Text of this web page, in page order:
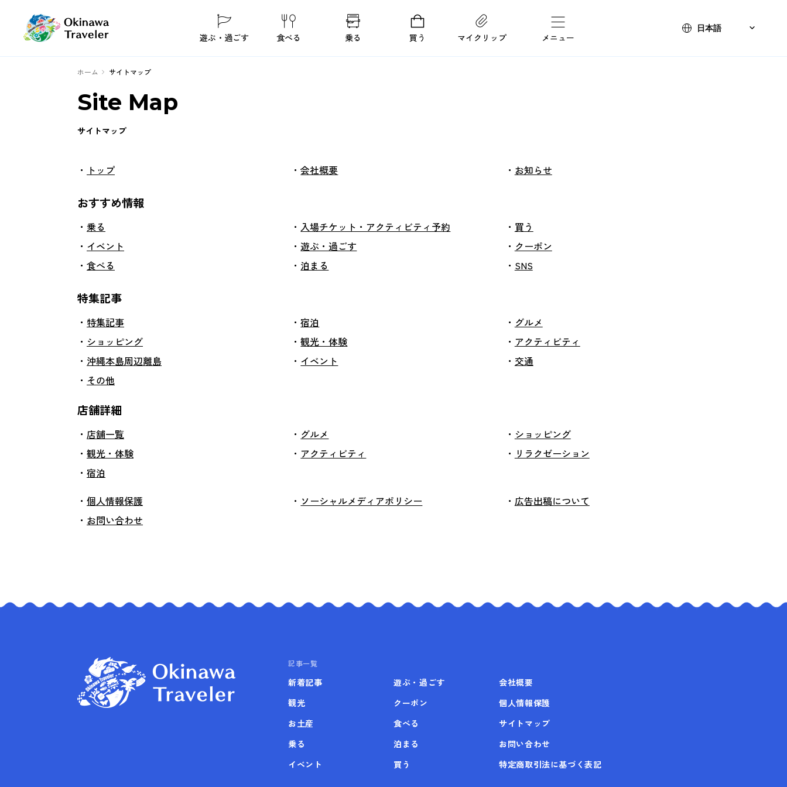
遊ぶ・過ごす 食べる 乗る 買う マイクリップ メニュー
ホーム サイトマップ
Site Map
サイトマップ
トップ 会社概要 お知らせ
おすすめ情報
乗る 入場チケット・アクティビティ予約
買う
イベント
遊ぶ・過ごす
クーポン
食べる
泊まる SNS
特集記事
特集記事 宿泊
グルメ
ショッピング
観光・体験
アクティビティ
沖縄本島周辺離島
イベント
交通
その他
店舗詳細
店舗一覧 グルメ
ショッピング
観光・体験
アクティビティ
リラクゼーション
宿泊
個人情報保護
ソーシャルメディアポリシー
広告出稿について
お問い合わせ
記事一覧
新着記事
観光
お土産
乗る
イベント
遊ぶ・過ごす
クーポン
食べる
泊まる
買う
会社概要
個人情報保護
サイトマップ
お問い合わせ
特定商取引法に基づく表記